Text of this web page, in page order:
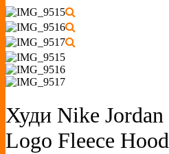
Худи Nike Jordan
Logo Fleece